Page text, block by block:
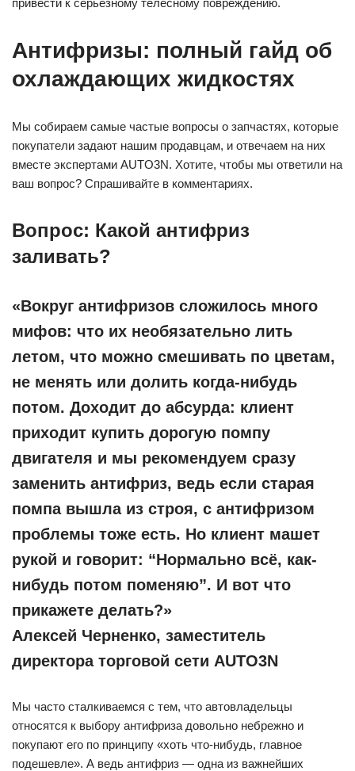
привести к серьезному телесному повреждению.
Антифризы: полный гайд об
охлаждающих жидкостях
Мы собираем самые частые вопросы о запчастях, которые
покупатели задают нашим продавцам, и отвечаем на них
вместе экспертами AUTO3N. Хотите, чтобы мы ответили на
ваш вопрос? Спрашивайте в комментариях.
Вопрос: Какой антифриз
заливать?
«Вокруг антифризов сложилось много
мифов: что их необязательно лить
летом, что можно смешивать по цветам,
не менять или долить когда-нибудь
потом. Доходит до абсурда: клиент
приходит купить дорогую помпу
двигателя и мы рекомендуем сразу
заменить антифриз, ведь если старая
помпа вышла из строя, с антифризом
проблемы тоже есть. Но клиент машет
рукой и говорит: “Нормально всё, как-
нибудь потом поменяю”. И вот что
прикажете делать?»
Алексей Черненко, заместитель
директора торговой сети AUTO3N
Мы часто сталкиваемся с тем, что автовладельцы
относятся к выбору антифриза довольно небрежно и
покупают его по принципу «хоть что-нибудь, главное
подешевле». А ведь антифриз — одна из важнейших